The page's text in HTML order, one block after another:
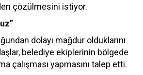
çözülmesini istiyor.
dolayı mağdur olduklarını
belediye ekiplerinin bölgede
çalışması yapmasını talep etti.